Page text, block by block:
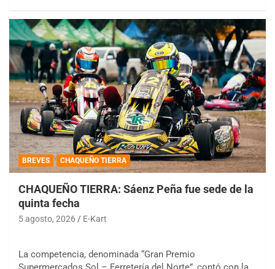
BREVES CHAQUEÑO TIERRA
CHAQUEÑO TIERRA: Sáenz Peña fue sede de la
quinta fecha
5 agosto, 2026 E-Kart
La competencia, denominada “Gran Premio